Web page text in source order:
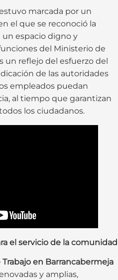
marcada por un
el que se reconoció la
espacio digno y
del Ministerio de
un reflejo del esfuerzo del
de las autoridades
empleados puedan
al tiempo que garantizan
los ciudadanos.
el servicio de la comunidad
en Barrancabermeja
y amplias,